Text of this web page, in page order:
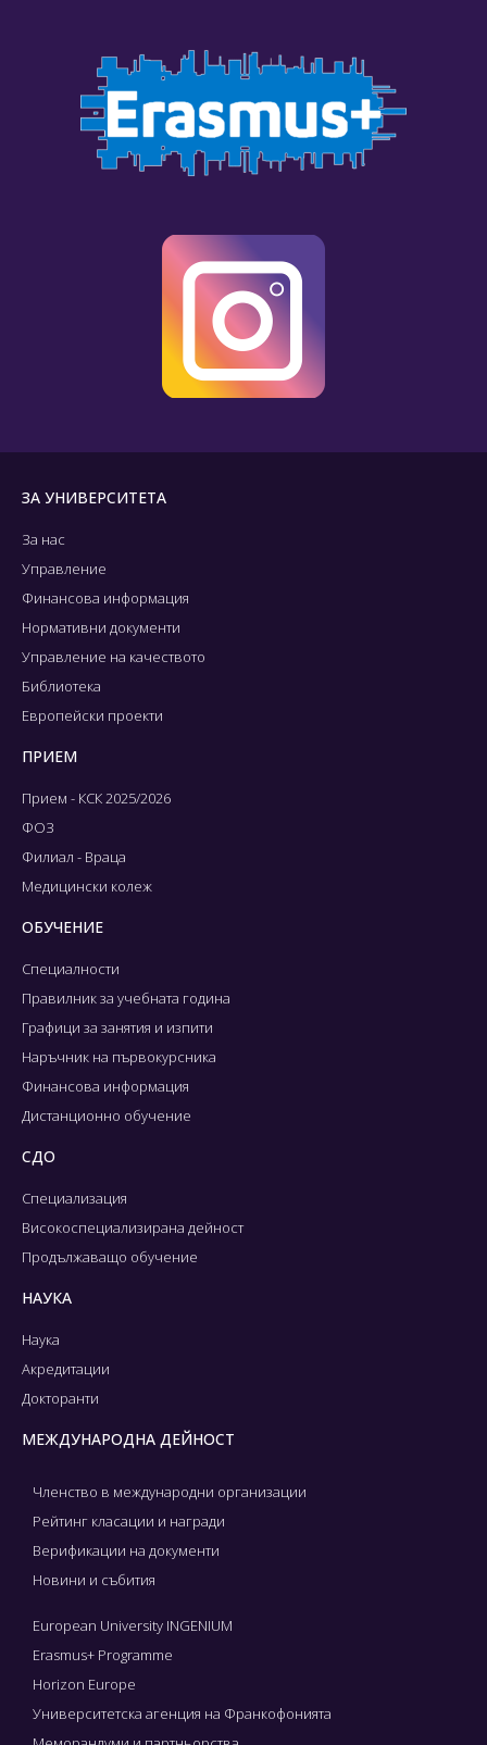
ЗА УНИВЕРСИТЕТА
За нас
Управление
Финансова информация
Нормативни документи
Управление на качеството
Библиотека
Европейски проекти
ПРИЕМ
Прием - КСК 2025/2026
ФОЗ
Филиал - Враца
Медицински колеж
ОБУЧЕНИЕ
Специалности
Правилник за учебната година
Графици за занятия и изпити
Наръчник на първокурсника
Финансова информация
Дистанционно обучение
СДО
Специализация
Високоспециализирана дейност
Продължаващо обучение
НАУКА
Наука
Акредитации
Докторанти
МЕЖДУНАРОДНА ДЕЙНОСТ
Членство в международни организации
Рейтинг класации и награди
Верификации на документи
Новини и събития
European University INGENIUM
Erasmus+ Programme
Horizon Europe
Университетска агенция на Франкофонията